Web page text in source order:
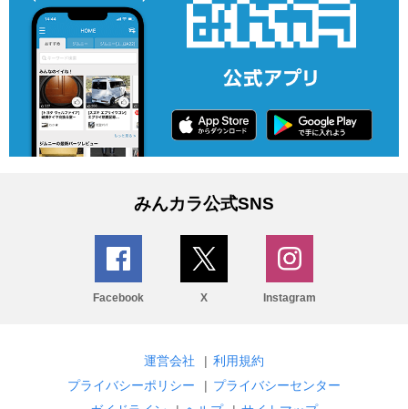
みんカラ公式SNS
Facebook X Instagram
運営会社 | 利用規約
プライバシーポリシー
| プライバシーセンター